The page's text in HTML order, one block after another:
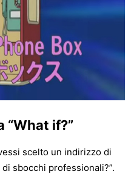
“What if?”
scelto un indirizzo di
sbocchi professionali?”.